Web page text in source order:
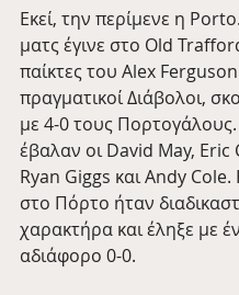
Εκεί, την περίμενε η
ματς έγινε στο Old
παίκτες του Alex
πραγματικοί Διάβολοι,
με 4-0 τους
έβαλαν οι David May, Eric
Ryan Giggs και Andy
στο Πόρτο ήταν
χαρακτήρα και έληξε με
αδιάφορο 0-0.